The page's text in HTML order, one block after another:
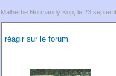
Malherbe Normandy Kop, le 23
réagir sur le forum